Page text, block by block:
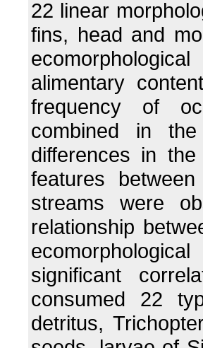
22 linear
fins, head and
alimentary
frequency of
combined in the
differences in
features
streams were
relationship
significant
consumed 22
detritus,